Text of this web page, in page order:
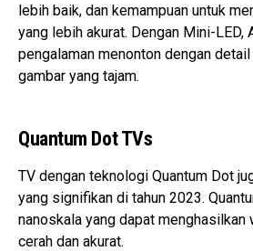
lebih baik, dan kemampuan untuk
yang lebih akurat. Dengan Mini-LED,
pengalaman menonton dengan
gambar yang tajam.
Quantum Dot TVs
TV dengan teknologi Quantum Dot
yang signifikan di tahun 2023.
nanoskala yang dapat menghasilkan
cerah dan akurat.